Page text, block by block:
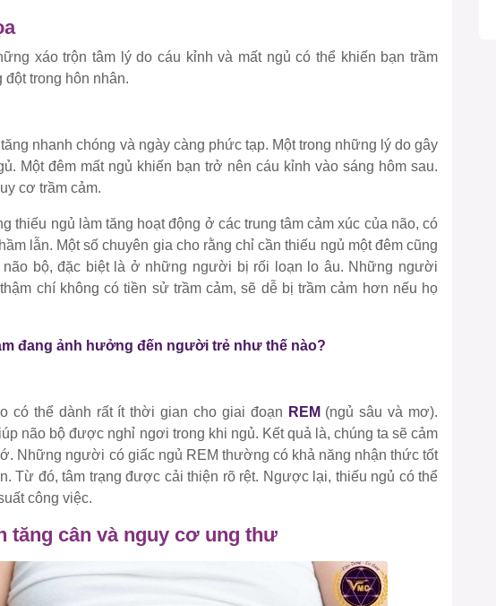
xáo trộn tâm lý do cáu kỉnh và mất ngủ có thể khiến bạn trầm
đột trong hôn nhân.
nhanh chóng và ngày càng phức tạp. Một trong những lý do gây
Một đêm mất ngủ khiến bạn trở nên cáu kỉnh vào sáng hôm sau.
cơ trầm cảm.
thiếu ngủ làm tăng hoạt động ở các trung tâm cảm xúc của não, có
lẫn. Một số chuyên gia cho rằng chỉ cần thiếu ngủ một đêm cũng
bộ, đặc biệt là ở những người bị rối loạn lo âu. Những người
chí không có tiền sử trầm cảm, sẽ dễ bị trầm cảm hơn nếu họ
đang ảnh hưởng đến người trẻ như thế nào?
có thể dành rất ít thời gian cho giai đoạn REM (ngủ sâu và mơ).
não bộ được nghỉ ngơi trong khi ngủ. Kết quả là, chúng ta sẽ cảm
Những người có giấc ngủ REM thường có khả năng nhận thức tốt
Từ đó, tâm trạng được cải thiện rõ rệt. Ngược lại, thiếu ngủ có thể
công việc.
tăng cân và nguy cơ ung thư